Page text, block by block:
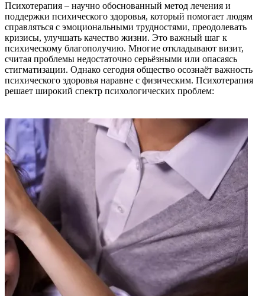
Психотерапия – научно обоснованный метод лечения и
поддержки психического здоровья, который помогает людям
справляться с эмоциональными трудностями, преодолевать
кризисы, улучшать качество жизни. Это важный шаг к
психическому благополучию. Многие откладывают визит,
считая проблемы недостаточно серьёзными или опасаясь
стигматизации. Однако сегодня общество осознаёт важность
психического здоровья наравне с физическим. Психотерапия
решает широкий спектр психологических проблем: